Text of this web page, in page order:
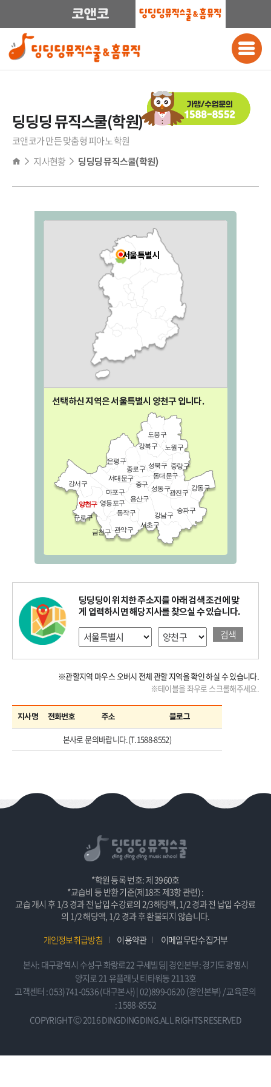
딩딩딩 뮤직스쿨(학원)
코앤코가 만든 맞춤형 피아노 학원
지사현황
딩딩딩 뮤직스쿨(학원)
서울특별시
선택하신 지역은 서울특별시 양천구입니다.
도봉구
강북구
은평구
노원구
종로구 성북구 중랑구
서대문구
동대문구
강서구
마포구
중구
성동구
광진구
강동구
양천구 영등포구
용산구
구로구
동작구 송파구
강남구
서초구
관악구
금천구
딩딩딩이 위치한 주소지를 아래 검색 조건에 맞
게 입력하시면 해당지사를 찾으실 수 있습니다.
검색
※관할지역 마우스 오버시 전체 관할 지역을 확인 하실 수 있습니다.
※테이블을 좌우로 스크롤해주세요.
지사명 전화번호 주소 블로그
본사로 문의바랍니다.(T.1588-8552)
*학원 등록 번호: 제 3960호
*교습비 등 반환 기준(제18조 제3항 관련) :
교습 개시 후 1/3 경과 전 납입 수강료의 2/3해당액, 1/2 경과 전 납입 수강료
의 1/2 해당액, 1/2 경과 후 환불되지 않습니다.
개인정보취급방침
이용약관 이메일무단수집거부
본사: 대구광역시 수성구 화랑로22 구세빌딩| 경인본부: 경기도 광명시
양지로 21 유플래닛 티타워동 2113호
고객센터 : 053)741-0536 (대구본사) | 02)899-0620 (경인본부) / 교육문의
: 1588-8552
COPYRIGHT Ⓒ 2016 DINGDINGDING.ALL RIGHTS RESERVED